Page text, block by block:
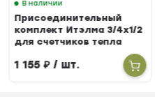
В наличии
Присоединительный
комплект Итэлма 3/4х1/2
для счетчиков тепла
1 155₽/ шт.